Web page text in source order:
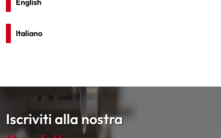
English
Italiano
Iscriviti alla nostra